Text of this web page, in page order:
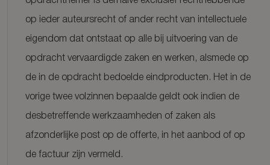
op ieder auteursrecht of ander recht van intellectuele
eigendom dat ontstaat op alle bij uitvoering van de
opdracht vervaardigde zaken en werken, alsmede op
de in de opdracht bedoelde eindproducten. Het in de
vorige twee volzinnen bepaalde geldt ook indien de
desbetreffende werkzaamheden of zaken als
afzonderlijke post op de offerte, in het aanbod of op
de factuur zijn vermeld.